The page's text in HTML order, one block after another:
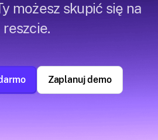
możesz skupić się na
reszcie.
Zaplanuj demo